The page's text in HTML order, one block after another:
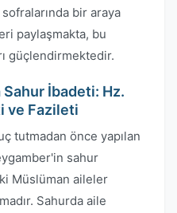
bir araya
paylaşmakta, bu
güçlendirmektedir.
İbadeti: Hz.
ve Fazileti
tutmadan önce yapılan
sahur
Müslüman aileler
Sahurda aile